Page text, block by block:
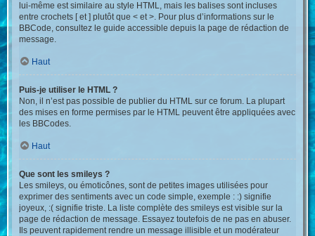
lui-même est similaire au style HTML, mais les balises sont incluses
entre crochets [ et ] plutôt que < et >. Pour plus d’informations sur le
BBCode, consultez le guide accessible depuis la page de rédaction de
message.
Haut
Puis-je utiliser le HTML ?
Non, il n’est pas possible de publier du HTML sur ce forum. La plupart
des mises en forme permises par le HTML peuvent être appliquées avec
les BBCodes.
Haut
Que sont les smileys ?
Les smileys, ou émoticônes, sont de petites images utilisées pour
exprimer des sentiments avec un code simple, exemple : :) signifie
joyeux, :( signifie triste. La liste complète des smileys est visible sur la
page de rédaction de message. Essayez toutefois de ne pas en abuser.
Ils peuvent rapidement rendre un message illisible et un modérateur